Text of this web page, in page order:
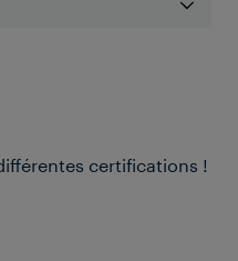
certifications !